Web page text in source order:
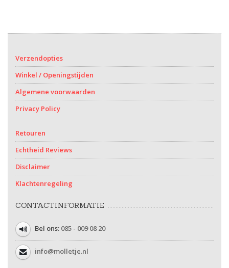
Verzendopties
Winkel / Openingstijden
Algemene voorwaarden
Privacy Policy
Retouren
Echtheid Reviews
Disclaimer
Klachtenregeling
CONTACTINFORMATIE
Bel ons: 085 - 009 08 20
info@molletje.nl